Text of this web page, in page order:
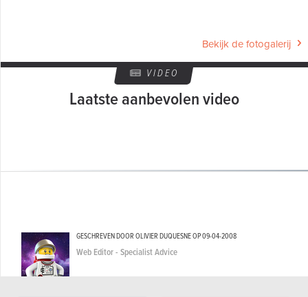
Bekijk de fotogalerij
VIDEO
Laatste aanbevolen video
GESCHREVEN DOOR OLIVIER DUQUESNE OP09-04-2008
Web Editor - Specialist Advice